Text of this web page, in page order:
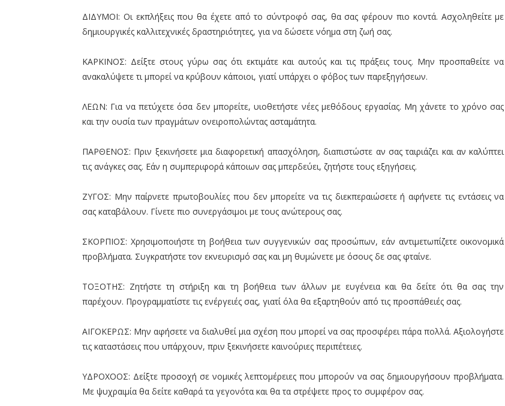
ΔΙΔΥΜΟΙ: Οι εκπλήξεις που θα έχετε από το σύντροφό σας, θα σας φέρουν πιο κοντά. Ασχοληθείτε με
δημιουργικές καλλιτεχνικές δραστηριότητες, για να δώσετε νόημα στη ζωή σας.
ΚΑΡΚΙΝΟΣ: Δείξτε στους γύρω σας ότι εκτιμάτε και αυτούς και τις πράξεις τους. Μην προσπαθείτε να
ανακαλύψετε τι μπορεί να κρύβουν κάποιοι, γιατί υπάρχει ο φόβος των παρεξηγήσεων.
ΛΕΩΝ: Για να πετύχετε όσα δεν μπορείτε, υιοθετήστε νέες μεθόδους εργασίας. Μη χάνετε το χρόνο σας
και την ουσία των πραγμάτων ονειροπολώντας ασταμάτητα.
ΠΑΡΘΕΝΟΣ: Πριν ξεκινήσετε μια διαφορετική απασχόληση, διαπιστώστε αν σας ταιριάζει και αν καλύπτει
τις ανάγκες σας. Εάν η συμπεριφορά κάποιων σας μπερδεύει, ζητήστε τους εξηγήσεις.
ΖΥΓΟΣ: Μην παίρνετε πρωτοβουλίες που δεν μπορείτε να τις διεκπεραιώσετε ή αφήνετε τις εντάσεις να
σας καταβάλουν. Γίνετε πιο συνεργάσιμοι με τους ανώτερους σας.
ΣΚΟΡΠΙΟΣ: Χρησιμοποιήστε τη βοήθεια των συγγενικών σας προσώπων, εάν αντιμετωπίζετε οικονομικά
προβλήματα. Συγκρατήστε τον εκνευρισμό σας και μη θυμώνετε με όσους δε σας φταίνε.
ΤΟΞΟΤΗΣ: Ζητήστε τη στήριξη και τη βοήθεια των άλλων με ευγένεια και θα δείτε ότι θα σας την
παρέχουν. Προγραμματίστε τις ενέργειές σας, γιατί όλα θα εξαρτηθούν από τις προσπάθειές σας.
ΑΙΓΟΚΕΡΩΣ: Μην αφήσετε να διαλυθεί μια σχέση που μπορεί να σας προσφέρει πάρα πολλά. Αξιολογήστε
τις καταστάσεις που υπάρχουν, πριν ξεκινήσετε καινούριες περιπέτειες.
ΥΔΡΟΧΟΟΣ: Δείξτε προσοχή σε νομικές λεπτομέρειες που μπορούν να σας δημιουργήσουν προβλήματα.
Με ψυχραιμία θα δείτε καθαρά τα γεγονότα και θα τα στρέψετε προς το συμφέρον σας.